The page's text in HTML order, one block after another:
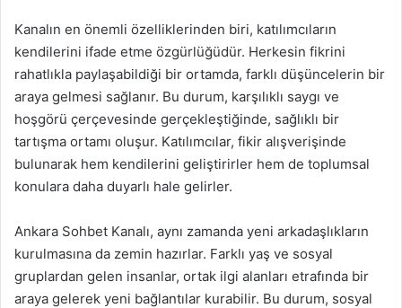
Kanalın en önemli özelliklerinden biri, katılımcıların
kendilerini ifade etme özgürlüğüdür. Herkesin fikrini
rahatlıkla paylaşabildiği bir ortamda, farklı düşüncelerin bir
araya gelmesi sağlanır. Bu durum, karşılıklı saygı ve
hoşgörü çerçevesinde gerçekleştiğinde, sağlıklı bir
tartışma ortamı oluşur. Katılımcılar, fikir alışverişinde
bulunarak hem kendilerini geliştirirler hem de toplumsal
konulara daha duyarlı hale gelirler.
Ankara Sohbet Kanalı, aynı zamanda yeni arkadaşlıkların
kurulmasına da zemin hazırlar. Farklı yaş ve sosyal
gruplardan gelen insanlar, ortak ilgi alanları etrafında bir
araya gelerek yeni bağlantılar kurabilir. Bu durum, sosyal